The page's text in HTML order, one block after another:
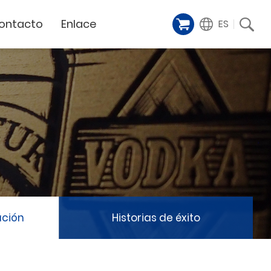
Cortador Láser
Galería de
muestras
Vídeos de
presentación
Historias de éxito
Milestoens
TODAS
Hitos de la empresa
Hito del producto
Noticias / Eventos
distribuidor
Enlace
Financing Service
GCC Web Shop
GCC Club
GCC Distributor Club
ES
Historias de éxito